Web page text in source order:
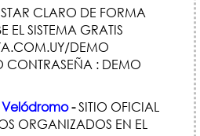
CLARO DE FORMA
EL SISTEMA GRATIS
DEMO
CONTRASEÑA : DEMO
-SITIO OFICIAL
ORGANIZADOS EN EL